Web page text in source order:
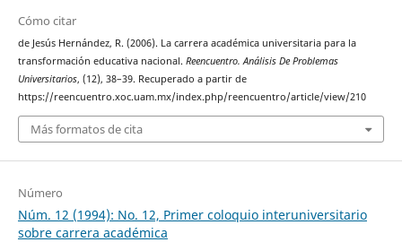
Cómo citar
de Jesús Hernández, R. (2006). La carrera académica universitaria para la
transformación educativa nacional. Reencuentro. Análisis De Problemas
Universitarios, (12), 38–39. Recuperado a partir de
https://reencuentro.xoc.uam.mx/index.php/reencuentro/article/view/210
Más formatos de cita
Número
Núm. 12 (1994): No. 12, Primer coloquio interuniversitario
sobre carrera académica